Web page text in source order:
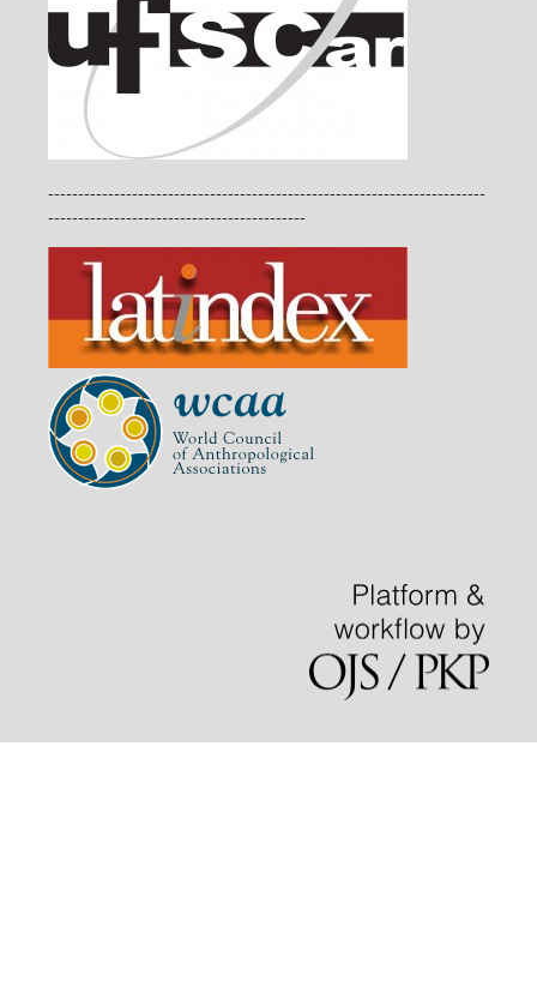
-------------------------------------------------------------------------
-------------------------------------------